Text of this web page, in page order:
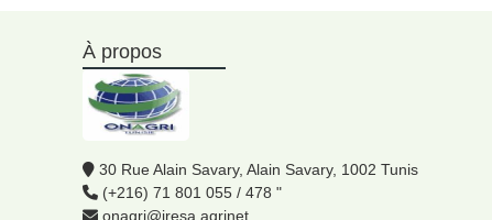
À propos
30 Rue Alain Savary, Alain Savary, 1002 Tunis
(+216) 71 801 055 / 478 "
onagri@iresa.agrinet